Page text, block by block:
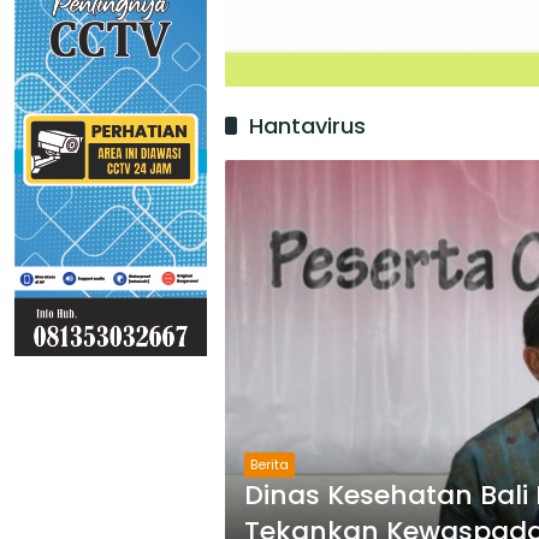
Hantavirus
Berita
Dinas Kesehatan
Tekankan